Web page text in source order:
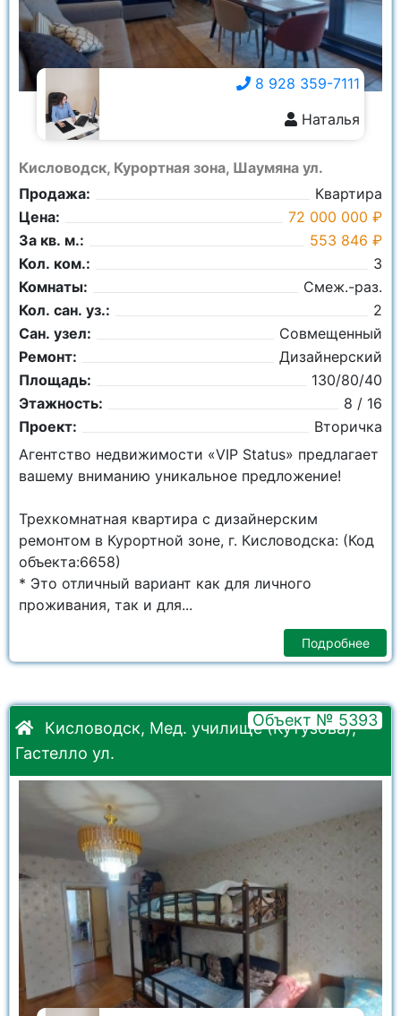
Кисловодск, Курортная зона, Шаумяна ул.
Продажа:
Квартира
Цена:
72 000 000 ₽
За кв. м.:
553 846 ₽
Кол. ком.:
3
Комнаты:
Смеж.-раз.
Кол. сан. уз.:
2
Сан. узел:
Совмещенный
Ремонт:
Дизайнерский
Площадь:
130/80/40
Этажность:
8 / 16
Проект:
Вторичка
8 928 359-7111
Наталья
Агентство недвижимости «VIP Status» предлагает
вашему вниманию уникальное предложение!
Трехкомнатная квартира с дизайнерским
ремонтом в Курортной зоне, г. Кисловодска: (Код
объекта:6658)
* Это отличный вариант как для личного
проживания, так и для...
Подробнее
Кисловодск, Мед. училище (Кутузова),
Гастелло ул.
Объект № 5393